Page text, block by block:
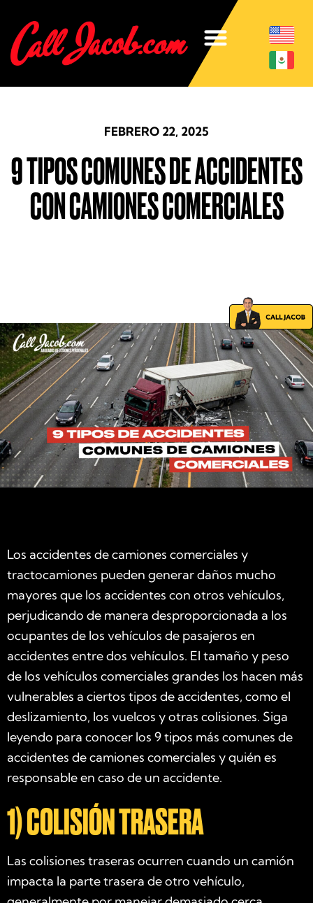
FEBRERO 22, 2025
9 TIPOS COMUNES DE ACCIDENTES
CON CAMIONES COMERCIALES
Los accidentes de camiones comerciales y
tractocamiones pueden generar daños mucho
mayores que los accidentes con otros vehículos,
perjudicando de manera desproporcionada a los
ocupantes de los vehículos de pasajeros en
accidentes entre dos vehículos. El tamaño y peso
de los vehículos comerciales grandes los hacen más
vulnerables a ciertos tipos de accidentes, como el
deslizamiento, los vuelcos y otras colisiones. Siga
leyendo para conocer los 9 tipos más comunes de
accidentes de camiones comerciales y quién es
responsable en caso de un accidente.
1) COLISIÓN TRASERA
Las colisiones traseras ocurren cuando un camión
impacta la parte trasera de otro vehículo,